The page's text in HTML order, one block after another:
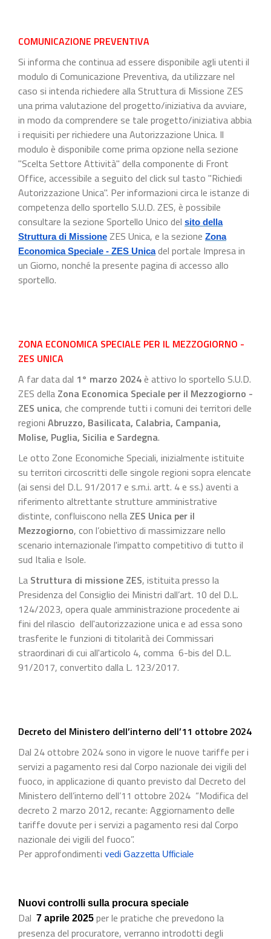
COMUNICAZIONE PREVENTIVA
Si informa che continua ad essere disponibile agli utenti il
modulo di Comunicazione Preventiva, da utilizzare nel
caso si intenda richiedere alla Struttura di Missione ZES
una prima valutazione del progetto/iniziativa da avviare,
in modo da comprendere se tale progetto/iniziativa abbia
i requisiti per richiedere una Autorizzazione Unica. Il
modulo è disponibile come prima opzione nella sezione
"Scelta Settore Attività" della componente di Front
Office, accessibile a seguito del click sul tasto "Richiedi
Autorizzazione Unica". Per informazioni circa le istanze di
competenza dello sportello S.U.D. ZES, è possibile
consultare la sezione Sportello Unico del sito della
Struttura di Missione ZES Unica, e la sezione Zona
Economica Speciale - ZES Unicadel portale Impresa in
un Giorno, nonché la presente pagina di accesso allo
sportello.
ZONA ECONOMICA SPECIALE PER IL MEZZOGIORNO -
ZES UNICA
A far data dal 1° marzo 2024è attivo lo sportello S.U.D.
ZES della Zona Economica Speciale per il Mezzogiorno -
ZES unica, che comprende tutti i comuni dei territori delle
regioni Abruzzo, Basilicata, Calabria, Campania,
Molise, Puglia, Sicilia e Sardegna.
Le otto Zone Economiche Speciali, inizialmente istituite
su territori circoscritti delle singole regioni sopra elencate
(ai sensi del D.L. 91/2017 e s.m.i. artt. 4 e ss.) aventi a
riferimento altrettante strutture amministrative
distinte, confluiscono nella ZES Unica per il
Mezzogiorno, con l’obiettivo di massimizzare nello
scenario internazionale l'impatto competitivo di tutto il
sud Italia e Isole.
La Struttura di missione ZES, istituita presso la
Presidenza del Consiglio dei Ministri dall’art. 10 del D.L.
124/2023, opera quale amministrazione procedente ai
fini del rilascio dell'autorizzazione unica e ad essa sono
trasferite le funzioni di titolarità dei Commissari
straordinari di cui all'articolo 4, comma 6-bis del D.L.
91/2017, convertito dalla L. 123/2017.
Decreto del Ministero dell’interno dell’11 ottobre 2024
Dal 24 ottobre 2024 sono in vigore le nuove tariffe per i
servizi a pagamento resi dal Corpo nazionale dei vigili del
fuoco, in applicazione di quanto previsto dal Decreto del
Ministero dell’interno dell’11 ottobre 2024 “Modifica del
decreto 2 marzo 2012, recante: Aggiornamento delle
tariffe dovute per i servizi a pagamento resi dal Corpo
nazionale dei vigili del fuoco”.
Per approfondimenti vedi Gazzetta Ufficiale
Nuovi controlli sulla procura speciale
Dal 7 aprile 2025 per le pratiche che prevedono la
presenza del procuratore, verranno introdotti degli